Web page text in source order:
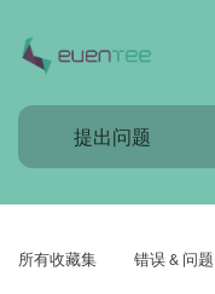
所有收藏集 错误 & 问题